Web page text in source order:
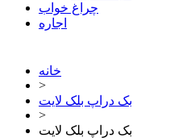
چراغ خواب
اجاره
خانه
>
بک دراپ بلک لایت
>
بک دراپ بلک لایت